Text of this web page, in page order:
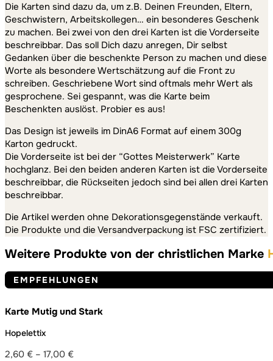
Die Karten sind dazu da, um z.B. Deinen Freunden, Eltern,
Geschwistern, Arbeitskollegen… ein besonderes Geschenk
zu machen. Bei zwei von den drei Karten ist die Vorderseite
beschreibbar. Das soll Dich dazu anregen, Dir selbst
Gedanken über die beschenkte Person zu machen und diese
Worte als besondere Wertschätzung auf die Front zu
schreiben. Geschriebene Wort sind oftmals mehr Wert als
gesprochene. Sei gespannt, was die Karte beim
Beschenkten auslöst. Probier es aus!
Das Design ist jeweils im DinA6 Format auf einem 300g
Karton gedruckt.
Die Vorderseite ist bei der “Gottes Meisterwerk” Karte
hochglanz. Bei den beiden anderen Karten ist die Vorderseite
beschreibbar, die Rückseiten jedoch sind bei allen drei Karten
beschreibbar.
Die Artikel werden ohne Dekorationsgegenstände verkauft.
Die Produkte und die Versandverpackung ist FSC zertifiziert.
Weitere Produkte von der christlichen Marke
EMPFEHLUNGEN
Karte Mutig und Stark
Hopelettix
2,60 € – 17,00 €